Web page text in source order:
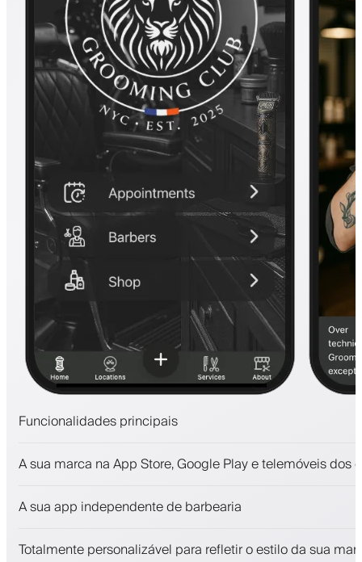
Funcionalidades principais
Pagamentos, caução
Fidelize clientes com um programa de fidelização
A sua marca na App Store, Google Play e telemóveis dos
A sua app independente de barbearia
Totalmente personalizável para refletir o estilo da sua